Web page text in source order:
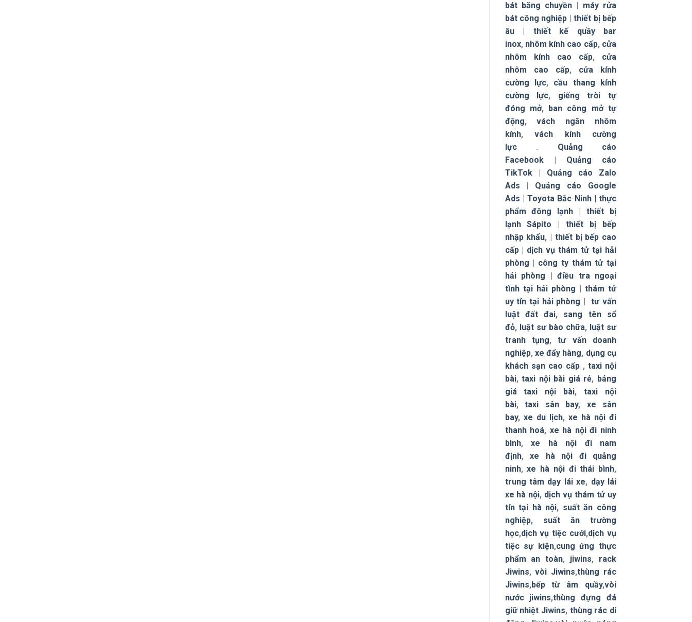
bát băng chuyền
máy rửa
bát công nghiệp |thiết bị bếp
âu| thiết kế quầy bar
inox, nhôm kính cao cấp, cửa
nhôm kính cao cấp, cửa
nhôm cao cấp, cửa kính
cường lực, cầu thang kính
cường lực, giếng trời tự
đóng mở,
ban công mở tự
động,vách ngăn nhôm
kính, vách kính cường
lực. Quảng cáo
Facebook| Quảng cáo
TikTok| Quảng cáo Zalo
Ads
Quảng cáo Google
Ads
Toyota Bắc Ninh |
thực
phẩm đông lạnh |thiết bị
lạnh Sápito
|thiết bị bếp
nhập khẩu, | thiết bị bếp cao
cấp| dịch vụ thám tử tại hải
phòng
công ty thám tử tại
hải phòng
điều tra ngoại
tình tại hải phòng
thám tử
uy tín tại hải phòng |tư vấn
luật đất đai, sang tên sổ
đỏ, luật sư bào chữa, luật sư
tranh tụng,tư vấn doanh
nghiệp, xe đẩy hàng, dụng cụ
khách sạn cao cấp, taxi nội
bài,taxi nội bài giá rẻ, bảng
giá taxi nội bài,taxi nội
bài, taxi sân bay, xe sân
bay, xe du lịch, xe hà nội đi
thanh hoá, xe hà nội đi ninh
bình, xe hà nội đi nam
định, xe hà nội đi quảng
ninh,xe hà nội đi thái bình,
trung tâm dạy lái xe, dạy lái
xe hà nội, dịch vụ thám tử uy
tín tại hà nội, suất ăn công
nghiệp, suất ăn trường
học,dịch vụ tiệc cưới,dịch vụ
tiệc sự kiện,cung ứng thực
phẩm an toàn, jiwins, rack
Jiwins,vòi Jiwins,thùng rác
Jiwins,bếp từ âm quầy,vòi
nước jiwins,thùng đựng đá
giữ nhiệt Jiwins, thùng rác di